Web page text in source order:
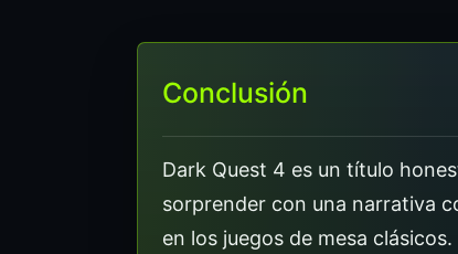
Conclusión
Dark Quest 4 es un título
sorprender con una narrativa
en los juegos de mesa